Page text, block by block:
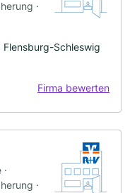
·
Flensburg-Schleswig
Firma bewerten
·